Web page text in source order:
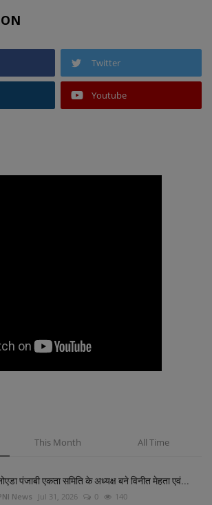
Twitter
Youtube
This Month All Time
पंजाबी एकता समिति के अध्यक्ष बने विनीत मेहता एवं...
News Jul 31, 2026 0 140